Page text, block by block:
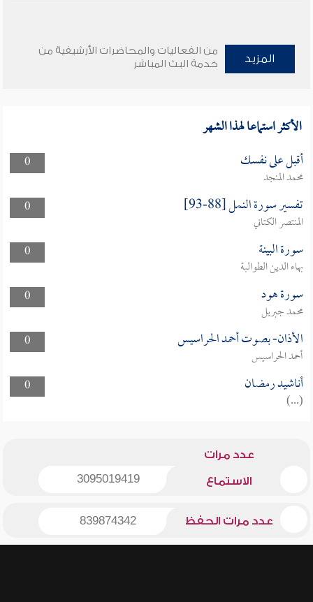
المزيد
من الفعاليات والمحاضرات الأرشيفية من
خدمة البث المباشر
الأكثر استماعا لهذا الشهر
0 أقبل على نفسك
محمد المنجد
0
تفسير سورة النمل [88-93]
المنتصر الكتاني
0
سورة البينة
بهاء الدين الطوالبة
0
سورة هود
محمد جبريل
0
الأذان- بصوت أحمد الحراسيس
أحمد الحراسيس
0
أناشيد رمضان
(...)
عدد مرات
الاستماع 3095019419
عدد مرات الحفظ 839874342